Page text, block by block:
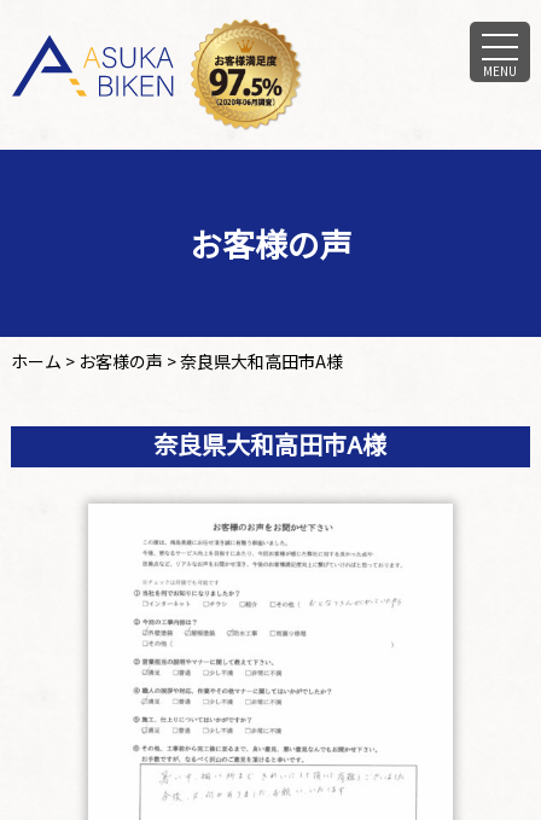
MENU
お客様の声
ホーム > お客様の声 >奈良県大和高田市A様
奈良県大和高田市A様